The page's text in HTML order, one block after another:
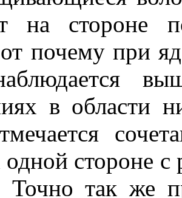
на стороне
почему при
в области
одной стороне
Точно так же